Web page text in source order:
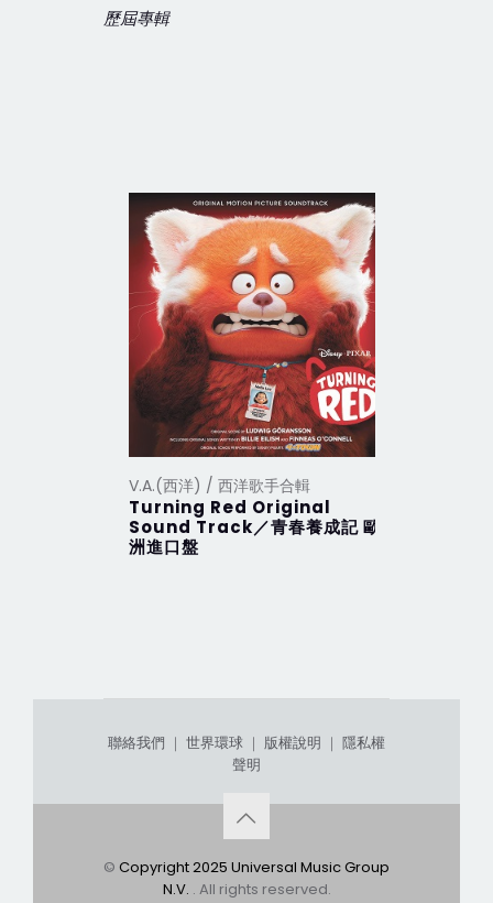
歷屆專輯
V.A.(西洋) / 西洋歌手合輯
Turning Red Original
Sound Track／青春養成記 歐
洲進口盤
聯絡我們 ｜ 世界環球 ｜ 版權說明 ｜ 隱私權
聲明
© Copyright 2025 Universal Music Group
N.V. . All rights reserved.